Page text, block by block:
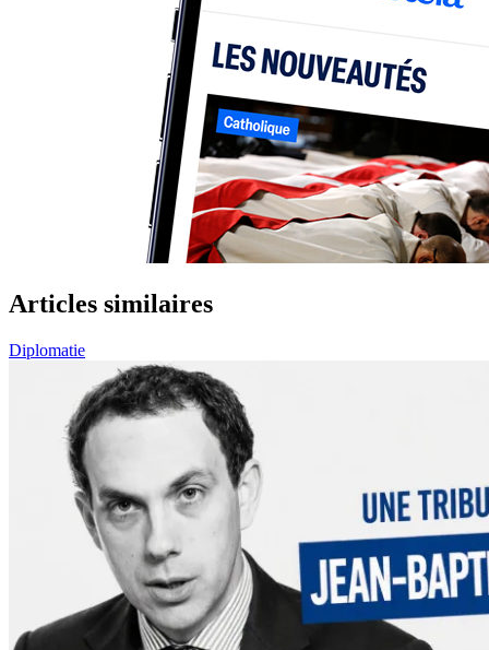
Articles similaires
Diplomatie